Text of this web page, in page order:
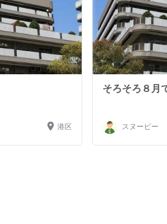
港区
そろそろ８月
スヌーピー